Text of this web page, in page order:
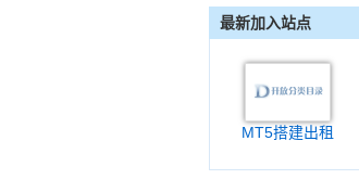
最新加入站点
MT5搭建出租